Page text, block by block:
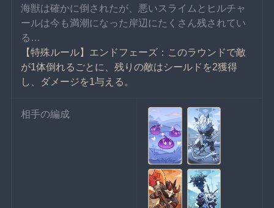
海獣は確かに倒されたが、悪いスライムとヒルチャ
ールは今も満潮になった岸辺にたくさん残されてい
る…
【特殊ルール】エンドフェーズ：このラウンドで敵
が1体倒れるごとに、残りの敵はシールドを2獲得
し、ダメージを1与える。
相手の編成